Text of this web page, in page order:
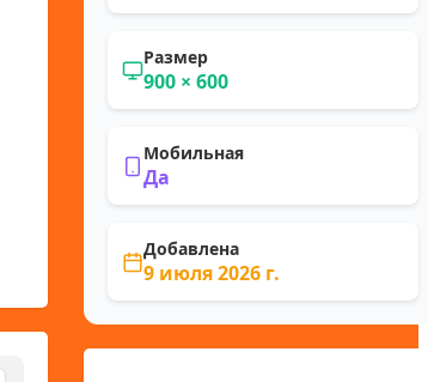
Размер
900 × 600
Мобильная
Да
Добавлена
9 июля 2026 г.